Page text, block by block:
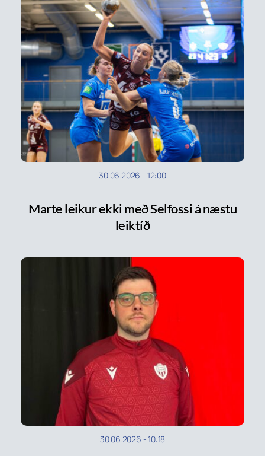
30.06.2026 - 12:00
Marte leikur ekki með Selfossi á næstu
leiktíð
30.06.2026 -10:18